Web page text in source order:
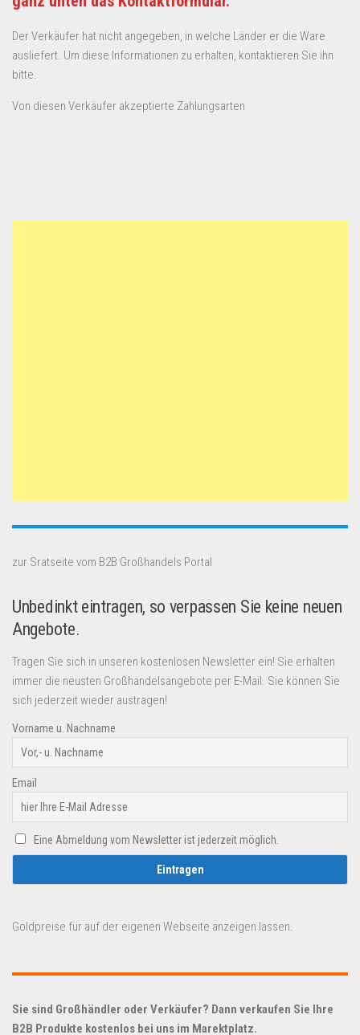
Der Verkäufer hat nicht angegeben, in welche Länder er die Ware
ausliefert. Um diese Informationen zu erhalten, kontaktieren Sie ihn
bitte.
Von diesen Verkäufer akzeptierte Zahlungsarten
zur Sratseite vom B2B Großhandels Portal
Unbedinkt eintragen, so verpassen Sie keine neuen
Angebote.
Tragen Sie sich in unseren kostenlosen Newsletter ein! Sie erhalten
immer die neusten Großhandelsangebote per E-Mail. Sie können Sie
sich jederzeit wieder austragen!
Vorname u. Nachname
Email
Eine Abmeldung vom Newsletter ist jederzeit möglich.
Goldpreise für auf der eigenen Webseite anzeigen lassen.
Sie sind Großhändler oder Verkäufer? Dann verkaufen Sie Ihre
B2B Produkte kostenlos bei uns im Marektplatz.